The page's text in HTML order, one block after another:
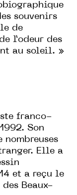
souvenirs
de
l’odeur des
au soleil. »
franco-
Son
Elle a
et a reçu le
Beaux-